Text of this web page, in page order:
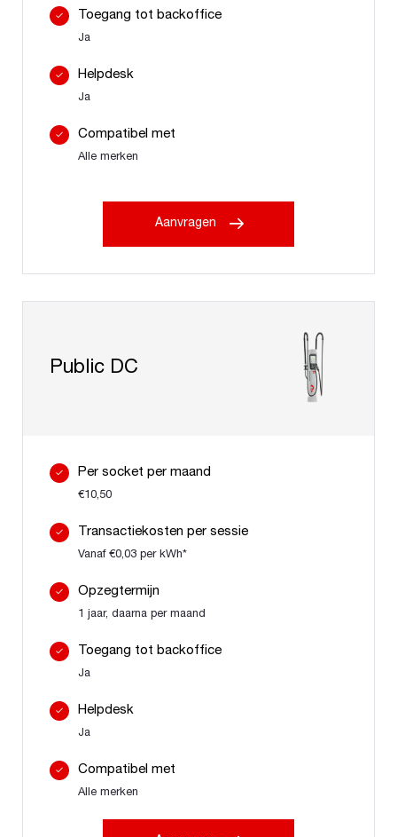
Toegang tot backoffice
Ja
Helpdesk
Ja
Compatibel met
Alle merken
Aanvragen
Public DC
Per socket per maand
€10,50
Transactiekosten per sessie
Vanaf €0,03 per kWh*
Opzegtermijn
1 jaar, daarna per maand
Toegang tot backoffice
Ja
Helpdesk
Ja
Compatibel met
Alle merken